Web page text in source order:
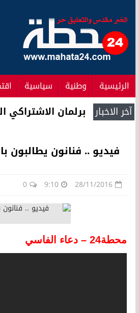
الرئيسية وطنية سياسية
آخر الاخبار
فيديو .. فنانون يطالبون
محطة24 – دعاء الفاسي